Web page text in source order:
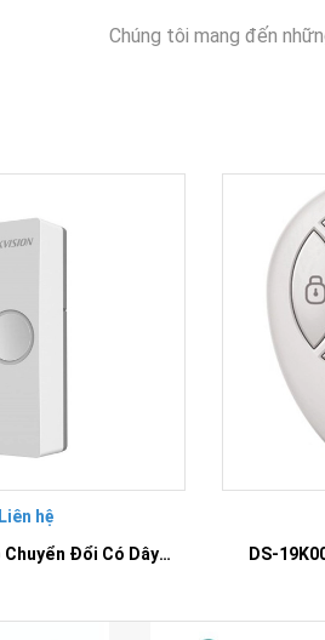
Chúng tôi mang đến
Liên hệ
DS-PM-WI1: Bộ Chuyển Đổi Có Dây Thành Không Dây Đầu Vào
DS-